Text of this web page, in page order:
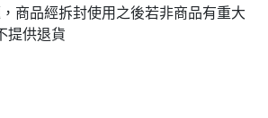
商品經拆封使用之後若非商品有重大
提供退貨